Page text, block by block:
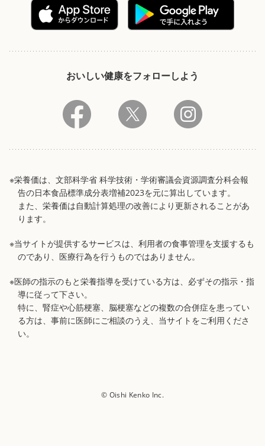
おいしい健康をフォローしよう
※栄養価は、文部科学省 科学技術・学術審議会資源調査分科会報
告の日本食品標準成分表増補2023を元に算出しています。
また、栄養価は自動計算処理の改善により更新されることがあ
ります。
※当サイトが提供するサービスは、利用者の食事管理を支援するも
のであり、医療行為を行うものではありません。
※医師の指示のもと栄養指導を受けている方は、必ずその指示・指
導に従って下さい。
特に、腎症や心筋梗塞、脳梗塞などの複数の合併症を患ってい
る方は、事前に医師にご相談のうえ、当サイトをご利用くださ
い。
© Oishi Kenko Inc.